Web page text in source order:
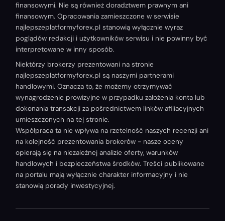
finansowymi. Nie są również doradztwem prawnym ani
finansowym. Opracowania zamieszczone w serwisie
najlepszeplatformyforex.pl stanowią wyłącznie wyraz
poglądów redakcji i użytkowników serwisu i nie powinny być
interpretowane w inny sposób.
Niektórzy brokerzy prezentowani na stronie
najlepszeplatformyforex.pl są naszymi partnerami
handlowymi. Oznacza to, że możemy otrzymywać
wynagrodzenie prowizyjne w przypadku założenia konta lub
dokonania transakcji za pośrednictwem linków afiliacyjnych
umieszczonych na tej stronie.
Współpraca ta nie wpływa na rzetelność naszych recenzji ani
na kolejność prezentowania brokerów - nasze oceny
opierają się na niezależnej analizie oferty, warunków
handlowych i bezpieczeństwa środków. Treści publikowane
na portalu mają wyłącznie charakter informacyjny i nie
stanowią porady inwestycyjnej.